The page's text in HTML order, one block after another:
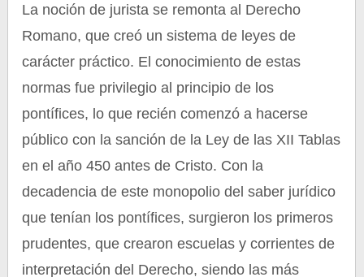
La noción de jurista se remonta al Derecho
Romano, que creó un sistema de leyes de
carácter práctico. El conocimiento de estas
normas fue privilegio al principio de los
pontífices, lo que recién comenzó a hacerse
público con la sanción de la Ley de las XII Tablas
en el año 450 antes de Cristo. Con la
decadencia de este monopolio del saber jurídico
que tenían los pontífices, surgieron los primeros
prudentes, que crearon escuelas y corrientes de
interpretación del Derecho, siendo las más